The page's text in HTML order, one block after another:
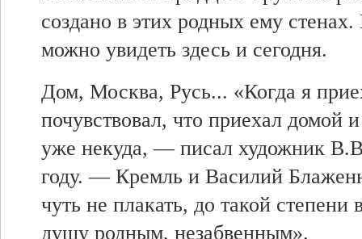
создано в этих родных ему
можно увидеть здесь и сегодня.
Дом, Москва, Русь... «Когда я
почувствовал, что приехал домой
уже некуда, — писал художник
году. — Кремль и Василий
чуть не плакать, до такой степени
душу родным, незабвенным».